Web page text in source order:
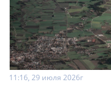
11:16, 29 июля 2026г